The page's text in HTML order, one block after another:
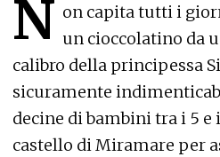
N on capita tutti i
un cioccolatino da
calibro della principessa
sicuramente
decine di bambini tra i 5 e
castello di Miramare per